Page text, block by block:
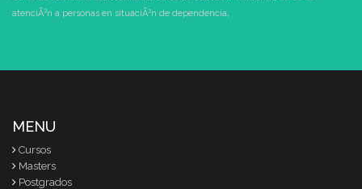
atenciÃ³n a personas en situaciÃ³n de dependencia,
MENU
Cursos
Masters
Postgrados